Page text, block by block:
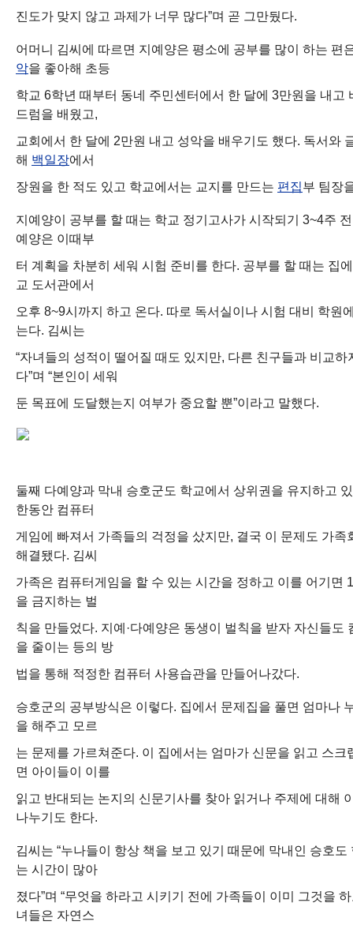
진도가 맞지 않고 과제가 너무 많다”며 곧 그만뒀다.
어머니 김씨에 따르면 지예양은 평소에 공부를 많이 하는 편
악을 좋아해 초등
학교 6학년 때부터 동네 주민센터에서 한 달에 3만원을 내고
드럼을 배웠고,
교회에서 한 달에 2만원 내고 성악을 배우기도 했다. 독서와
해 백일장에서
장원을 한 적도 있고 학교에서는 교지를 만드는 편집부 팀장
지예양이 공부를 할 때는 학교 정기고사가 시작되기 3~4주
예양은 이때부
터 계획을 차분히 세워 시험 준비를 한다. 공부를 할 때는 집
교 도서관에서
오후 8~9시까지 하고 온다. 따로 독서실이나 시험 대비 학원
는다. 김씨는
“자녀들의 성적이 떨어질 때도 있지만, 다른 친구들과 비교하
다”며 “본인이 세워
둔 목표에 도달했는지 여부가 중요할 뿐”이라고 말했다.
둘째 다예양과 막내 승호군도 학교에서 상위권을 유지하고
한동안 컴퓨터
게임에 빠져서 가족들의 걱정을 샀지만, 결국 이 문제도 가족
해결됐다. 김씨
가족은 컴퓨터게임을 할 수 있는 시간을 정하고 이를 어기면
을 금지하는 벌
칙을 만들었다. 지예·다예양은 동생이 벌칙을 받자 자신들도
을 줄이는 등의 방
법을 통해 적정한 컴퓨터 사용습관을 만들어나갔다.
승호군의 공부방식은 이렇다. 집에서 문제집을 풀면 엄마나
을 해주고 모르
는 문제를 가르쳐준다. 이 집에서는 엄마가 신문을 읽고 스크
면 아이들이 이를
읽고 반대되는 논지의 신문기사를 찾아 읽거나 주제에 대해
나누기도 한다.
김씨는 “누나들이 항상 책을 보고 있기 때문에 막내인 승호도
는 시간이 많아
졌다”며 “무엇을 하라고 시키기 전에 가족들이 이미 그것을
녀들은 자연스